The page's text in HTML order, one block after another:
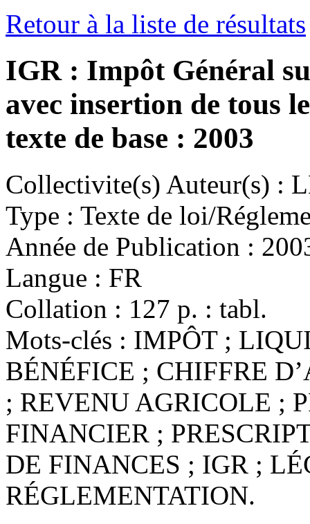
Retour à la liste de résultats
IGR : Impôt Général
avec insertion de tous
texte de base : 2003
Collectivite(s) Auteur(s) :
Type : Texte de loi/
Année de Publication :
Langue : FR
Collation : 127 p. : tabl.
Mots-clés : IMPÔT ;
BÉNÉFICE ; CHIFFRE
; REVENU AGRICOLE ;
FINANCIER ;
DE FINANCES ; IGR ;
RÉGLEMENTATION.